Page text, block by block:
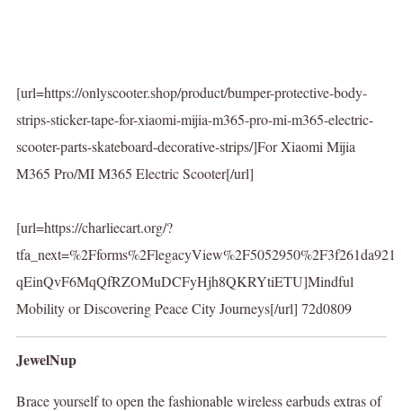
[url=https://onlyscooter.shop/product/bumper-protective-body-
strips-sticker-tape-for-xiaomi-mijia-m365-pro-mi-m365-electric-
scooter-parts-skateboard-decorative-strips/]For Xiaomi Mijia
M365 Pro/MI M365 Electric Scooter[/url]
[url=https://charliecart.org/?
qEinQvF6MqQfRZOMuDCFyHjh8QKRYtiETU]Mindful
Mobility or Discovering Peace City Journeys[/url] 72d0809
JewelNup
Brace yourself to open the fashionable wireless earbuds extras of